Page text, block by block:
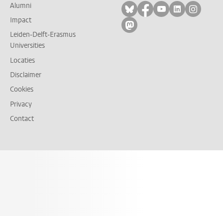
Alumni
Impact
Leiden-Delft-Erasmus
Universities
Locaties
Disclaimer
Cookies
Privacy
Contact
Volg ons op bluesky
Volg ons op
Volg ons op
Volg ons
Volg
Volg ons op mastodon